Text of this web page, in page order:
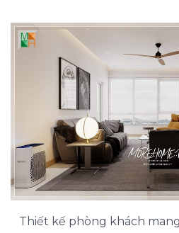
Thiết kế phòng khách